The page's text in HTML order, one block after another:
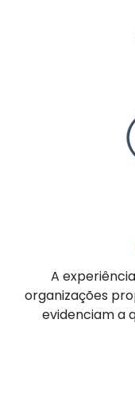
A
organizações
evidenciam a